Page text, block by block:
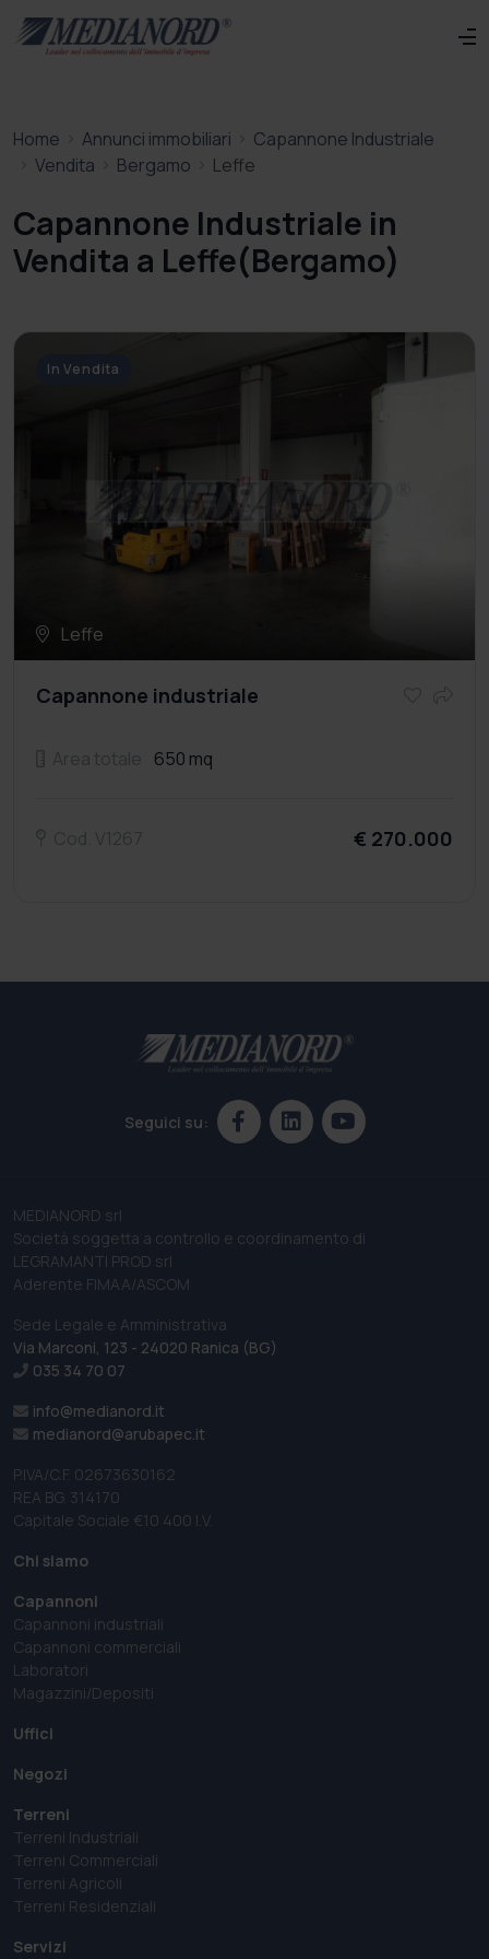
Home Annunci immobiliari
Capannone Industriale
Vendita
Bergamo Leffe
Capannone Industriale in
Vendita a Leffe(Bergamo)
Leffe
In Vendita
Capannone industriale
650 mq
€ 270.000
Seguici su:
MEDIANORD srl
Società soggetta a controllo e coordinamento di
LEGRAMANTI PROD srl
Aderente FIMAA/ASCOM
Sede Legale e Amministrativa
Via Marconi, 123 - 24020 Ranica (BG)
035 34 70 07
info@medianord.it
medianord@arubapec.it
P.IVA/C.F. 02673630162
REA BG. 314170
Capitale Sociale €10 400 I.V.
Chi siamo
Capannoni
Capannoni industriali
Capannoni commerciali
Laboratori
Magazzini/Depositi
Uffici
Negozi
Terreni
Terreni Industriali
Terreni Commerciali
Terreni Agricoli
Terreni Residenziali
Servizi